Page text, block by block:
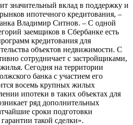
значительный вклад в поддержку и
ипотечного кредитования, –
Владимир Ситнов. – С одной
заемщиков в Сбербанке есть
кредитования для
объектов недвижимости. С
сотрудничает с застройщиками,
Сегодня на территории
банка с участием его
восемь крупных жилых
ипотеки в таких объектах для
ряд дополнительных
сроки подготовки
такой сделки».